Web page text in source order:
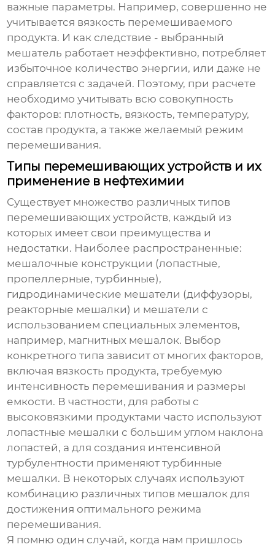
важные параметры. Например, совершенно не
учитывается вязкость перемешиваемого
продукта. И как следствие - выбранный
мешатель работает неэффективно, потребляет
избыточное количество энергии, или даже не
справляется с задачей. Поэтому, при расчете
необходимо учитывать всю совокупность
факторов: плотность, вязкость, температуру,
состав продукта, а также желаемый режим
перемешивания.
Типы перемешивающих устройств и их
применение в нефтехимии
Существует множество различных типов
перемешивающих устройств, каждый из
которых имеет свои преимущества и
недостатки. Наиболее распространенные:
мешалочные конструкции (лопастные,
пропеллерные, турбинные),
гидродинамические мешатели (диффузоры,
реакторные мешалки) и мешатели с
использованием специальных элементов,
например, магнитных мешалок. Выбор
конкретного типа зависит от многих факторов,
включая вязкость продукта, требуемую
интенсивность перемешивания и размеры
емкости. В частности, для работы с
высоковязкими продуктами часто используют
лопастные мешалки с большим углом наклона
лопастей, а для создания интенсивной
турбулентности применяют турбинные
мешалки. В некоторых случаях используют
комбинацию различных типов мешалок для
достижения оптимального режима
перемешивания.
Я помню один случай, когда нам пришлось